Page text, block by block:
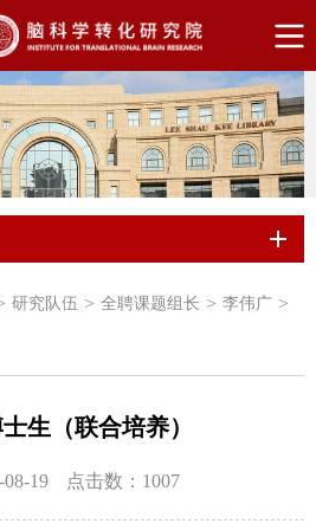
研究队伍 > 全聘课题组长 > 李伟广 >
生（联合培养）
08-19 点击数： 1007